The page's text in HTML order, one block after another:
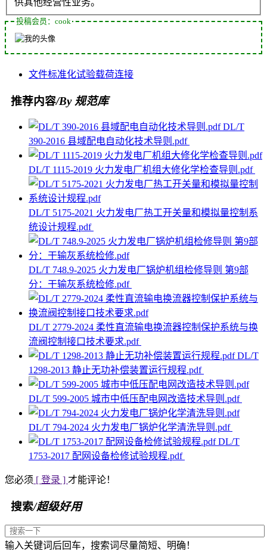
供其他经营性业务。
投稿会员：cook
文件标准化试验载荷连接
推荐内容/By 规范库
DL/T
390-2016 县域配电自动化技术导则.pdf
DL/T 1115-2019 火力发电厂机组大修化学检查导则.pdf
DL/T 5175-2021 火力发电厂热工开关量和模拟量控制系
统设计规程.pdf
DL/T 748.9-2025 火力发电厂锅炉机组检修导则 第9部
分：干输灰系统检修.pdf
DL/T 2779-2024 柔性直流输电换流器控制保护系统与换
流阀控制接口技术要求.pdf
DL/T
1298-2013 静止无功补偿装置运行规程.pdf
DL/T 599-2005 城市中低压配电网改造技术导则.pdf
DL/T 794-2024 火力发电厂锅炉化学清洗导则.pdf
DL/T
1753-2017 配网设备检修试验规程.pdf
您必须 [ 登录 ] 才能评论！
搜索/超级好用
输入关键词后回车，搜索词尽量简短、明确！